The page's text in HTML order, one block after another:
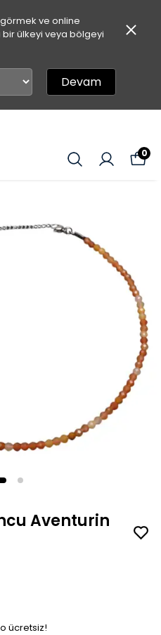
ve online
ülkeyi veya bölgeyi
Devam
0
Aventurin
ücretsiz!